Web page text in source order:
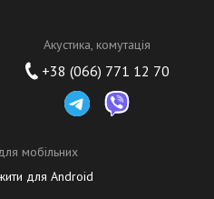
Акустика, комутація
+38 (066) 771 12 70
мобільних
для Android